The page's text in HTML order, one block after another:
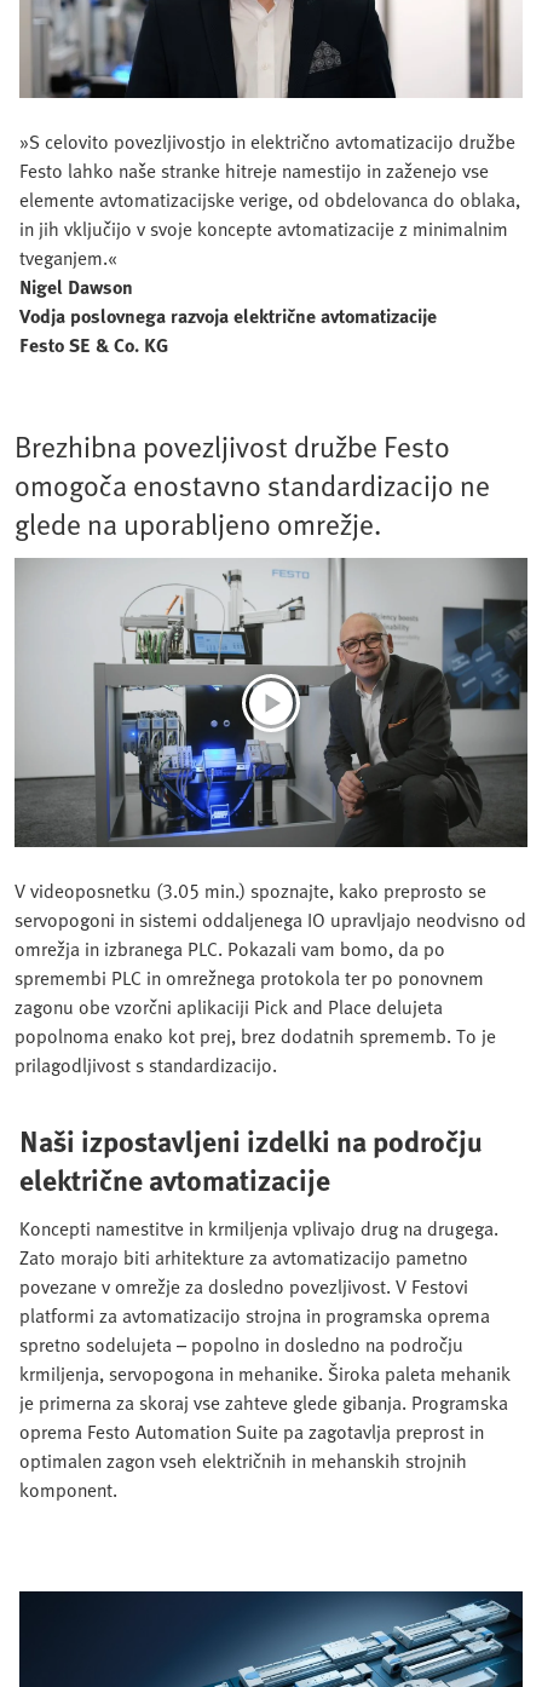
»S celovito povezljivostjo in električno avtomatizacijo družbe
Festo lahko naše stranke hitreje namestijo in zaženejo vse
elemente avtomatizacijske verige, od obdelovanca do oblaka,
in jih vključijo v svoje koncepte avtomatizacije z minimalnim
tveganjem.«
Nigel Dawson
Vodja poslovnega razvoja električne avtomatizacije
Festo SE & Co. KG
Brezhibna povezljivost družbe Festo
omogoča enostavno standardizacijo ne
glede na uporabljeno omrežje.
V videoposnetku (3.05 min.) spoznajte, kako preprosto se
servopogoni in sistemi oddaljenega IO upravljajo neodvisno od
omrežja in izbranega PLC. Pokazali vam bomo, da po
spremembi PLC in omrežnega protokola ter po ponovnem
zagonu obe vzorčni aplikaciji Pick and Place delujeta
popolnoma enako kot prej, brez dodatnih sprememb. To je
prilagodljivost s standardizacijo.
Naši izpostavljeni izdelki na področju
električne avtomatizacije
Koncepti namestitve in krmiljenja vplivajo drug na drugega.
Zato morajo biti arhitekture za avtomatizacijo pametno
povezane v omrežje za dosledno povezljivost. V Festovi
platformi za avtomatizacijo strojna in programska oprema
spretno sodelujeta – popolno in dosledno na področju
krmiljenja, servopogona in mehanike. Široka paleta mehanik
je primerna za skoraj vse zahteve glede gibanja. Programska
oprema Festo Automation Suite pa zagotavlja preprost in
optimalen zagon vseh električnih in mehanskih strojnih
komponent.